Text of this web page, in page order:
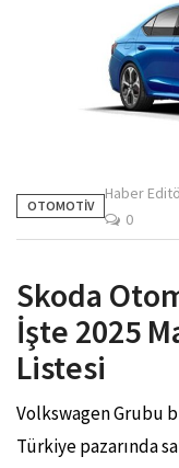
OTOMOTİV
Haber
0
Skoda
İşte 2025
Listesi
Volkswagen Grubu
Türkiye pazarında